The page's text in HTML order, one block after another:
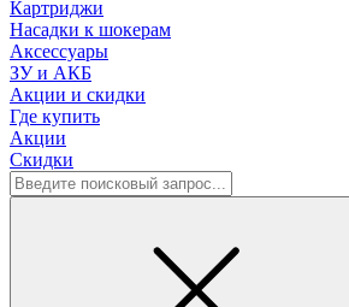
Картриджи
Насадки к шокерам
Аксессуары
ЗУ и АКБ
Акции и скидки
Где купить
Акции
Скидки